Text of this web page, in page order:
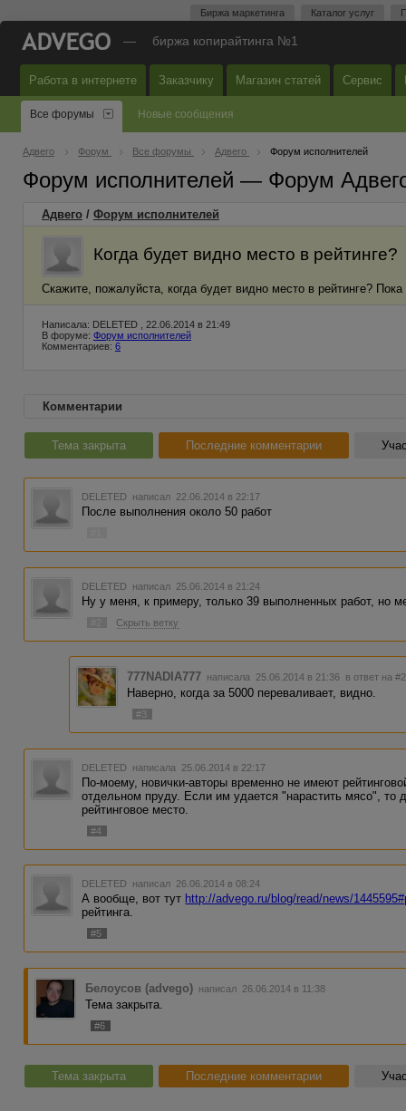
Биржа маркетинга Каталог услуг
— биржа копирайтинга №1
Работа в интернете Заказчику Магазин статей Сервис
Все форумы Новые сообщения
Адвего Форум Все форумы Адвего Форум исполнителей
Форум исполнителей — Форум
Адвего / Форум исполнителей
Когда будет видно место в рейтинге?
Скажите, пожалуйста, когда будет видно место в рейтинге?
Написала: DELETED , 22.06.2014 в 21:49
В форуме: Форум исполнителей
Комментариев: 6
Комментарии
Тема закрыта Последние комментарии
DELETED написал 22.06.2014 в 22:17
После выполнения около 50 работ
DELETED написал 25.06.2014 в 21:24
Ну у меня, к примеру, только 39 выполненных работ, но
Скрыть ветку
777NADIA777 написала 25.06.2014 в 21:36 в ответ на #2
Наверно, когда за 5000 переваливает, видно.
#3
DELETED написала 25.06.2014 в 22:17
По-моему, новички-авторы временно не имеют
отдельном пруду. Если им удается "нарастить мясо", то
рейтинговое место.
#4
DELETED написал 26.06.2014 в 08:24
А вообще, вот тут http://advego.ru/blog/read/news/
рейтинга.
#5
Белоусов (advego) написал 26.06.2014 в 11:38
Тема закрыта.
#6
Тема закрыта Последние комментарии